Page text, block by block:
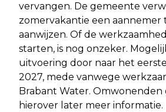
vervangen. De gemeente
zomervakantie een aannemer
aanwijzen. Of de
starten, is nog onzeker.
uitvoering door naar het
2027, mede vanwege
Brabant Water. Omwonenden
hierover later meer informatie.